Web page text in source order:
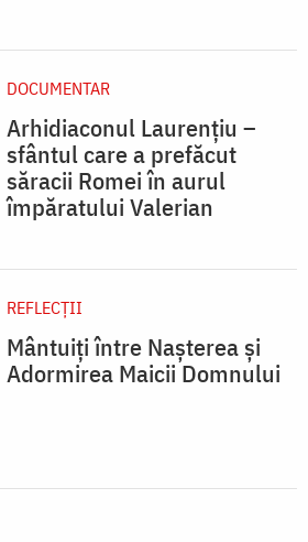
DOCUMENTAR
Arhidiaconul Laurențiu –
sfântul care a prefăcut
săracii Romei în aurul
împăratului Valerian
REFLECȚII
Mântuiți între Nașterea și
Adormirea Maicii Domnului